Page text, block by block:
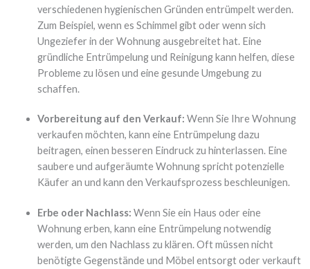
verschiedenen hygienischen Gründen entrümpelt werden.
Zum Beispiel, wenn es Schimmel gibt oder wenn sich
Ungeziefer in der Wohnung ausgebreitet hat. Eine
gründliche Entrümpelung und Reinigung kann helfen, diese
Probleme zu lösen und eine gesunde Umgebung zu
schaffen.
Vorbereitung auf den Verkauf: Wenn Sie Ihre Wohnung
verkaufen möchten, kann eine Entrümpelung dazu
beitragen, einen besseren Eindruck zu hinterlassen. Eine
saubere und aufgeräumte Wohnung spricht potenzielle
Käufer an und kann den Verkaufsprozess beschleunigen.
Erbe oder Nachlass: Wenn Sie ein Haus oder eine
Wohnung erben, kann eine Entrümpelung notwendig
werden, um den Nachlass zu klären. Oft müssen nicht
benötigte Gegenstände und Möbel entsorgt oder verkauft